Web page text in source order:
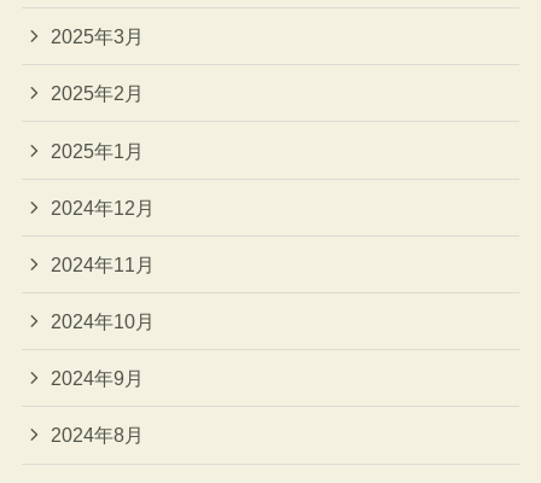
2025年3月
2025年2月
2025年1月
2024年12月
2024年11月
2024年10月
2024年9月
2024年8月